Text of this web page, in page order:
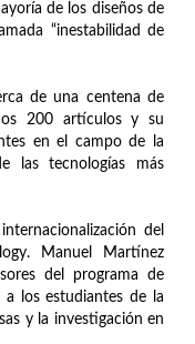
de los diseños de
“inestabilidad de
de una centena de
200 artículos y su
en el campo de la
las tecnologías más
del
Manuel Martínez
del programa de
los estudiantes de la
y la investigación en